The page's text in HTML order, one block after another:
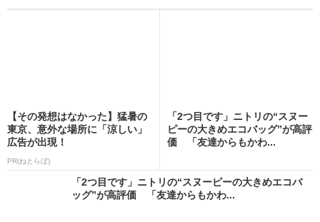
【その発想はなかった】猛暑の
東京、意外な場所に「涼しい」
広告が出現！
PR(ねとらぼ)
「2つ目です」ニトリの“スヌー
ピーの大きめエコバッグ”が高評
価 「友達からもかわ...
「2つ目です」ニトリの“スヌーピーの大きめエコバ
ッグ”が高評価 「友達からもかわ...